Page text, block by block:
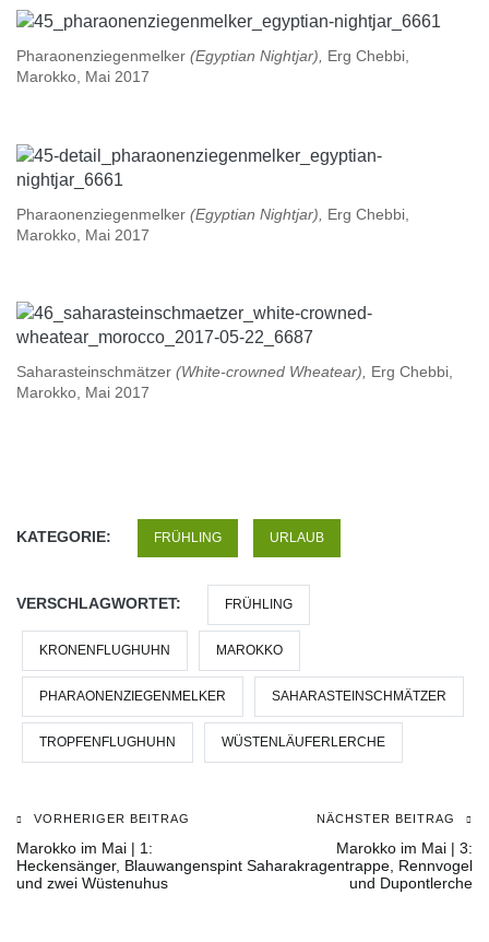
Pharaonenziegenmelker (Egyptian Nightjar), Erg Chebbi,
Marokko, Mai 2017
Pharaonenziegenmelker (Egyptian Nightjar),
Erg Chebbi,
Marokko, Mai 2017
Saharasteinschmätzer (White-crowned Wheatear), Erg Chebbi,
Marokko, Mai 2017
KATEGORIE: FRÜHLING URLAUB
VERSCHLAGWORTET: FRÜHLING
KRONENFLUGHUHN MAROKKO
PHARAONENZIEGENMELKER SAHARASTEINSCHMÄTZER
TROPFENFLUGHUHN WÜSTENLÄUFERLERCHE
Beitragsnavigation
VORHERIGER BEITRAG
Marokko im Mai | 1:
Heckensänger, Blauwangenspint
und zwei Wüstenuhus
NÄCHSTER BEITRAG
Marokko im Mai | 3:
Saharakragentrappe, Rennvogel
und Dupontlerche